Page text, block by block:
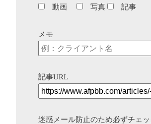
動画
写真 記事
メモ
記事URL
迷惑メール防止のため必ずチェ